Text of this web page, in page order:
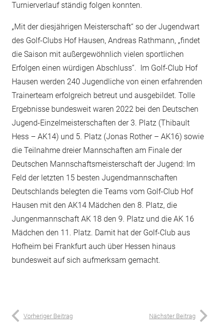
Turnierverlauf ständig folgen konnten.
„Mit der diesjährigen Meisterschaft“ so der Jugendwart
des Golf-Clubs Hof Hausen, Andreas Rathmann, „findet
die Saison mit außergewöhnlich vielen sportlichen
Erfolgen einen würdigen Abschluss“. Im Golf-Club Hof
Hausen werden 240 Jugendliche von einen erfahrenden
Trainerteam erfolgreich betreut und ausgebildet. Tolle
Ergebnisse bundesweit waren 2022 bei den Deutschen
Jugend-Einzelmeisterschaften der 3. Platz (Thibault
Hess – AK14) und 5. Platz (Jonas Rother – AK16) sowie
die Teilnahme dreier Mannschaften am Finale der
Deutschen Mannschaftsmeisterschaft der Jugend: Im
Feld der letzten 15 besten Jugendmannschaften
Deutschlands belegten die Teams vom Golf-Club Hof
Hausen mit den AK14 Mädchen den 8. Platz, die
Jungenmannschaft AK 18 den 9. Platz und die AK 16
Mädchen den 11. Platz. Damit hat der Golf-Club aus
Hofheim bei Frankfurt auch über Hessen hinaus
bundesweit auf sich aufmerksam gemacht.
Vorheriger Beitrag Nächster Beitrag